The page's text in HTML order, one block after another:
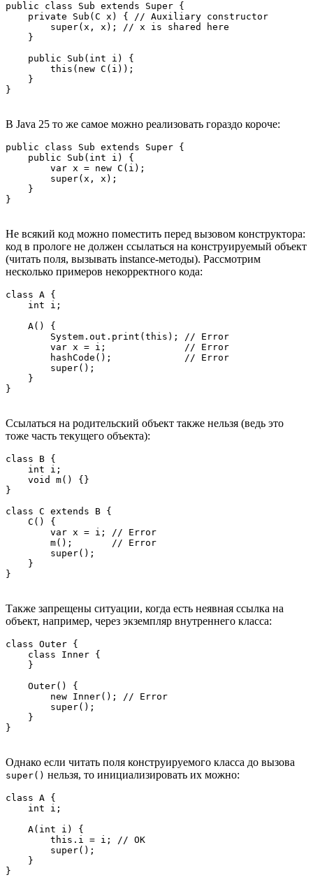
public class Sub extends Super {
    private Sub(C x) { // Auxiliary constructor
        super(x, x); // x is shared here
    }
    public Sub(int i) {
        this(new C(i));
    }
В Java 25 то же самое можно реализовать гораздо короче:
public class Sub extends Super {
    public Sub(int i) {
        var x = new C(i);
        super(x, x);
    }
Не всякий код можно поместить перед вызовом конструктора:
код в прологе не должен ссылаться на конструируемый объект
(читать поля, вызывать instance-методы). Рассмотрим
несколько примеров некорректного кода:
class A {
    int i;
    A() {
        System.out.print(this); // Error
        var x = i;              // Error
        hashCode();             // Error
        super();
    }
Ссылаться на родительский объект также нельзя (ведь это
тоже часть текущего объекта):
class B {
    int i;
    void m() {}
}
class C extends B {
    C() {
        var x = i; // Error
        m();       // Error
        super();
    }
Также запрещены ситуации, когда есть неявная ссылка на
объект, например, через экземпляр внутреннего класса:
class Outer {
    class Inner {
    }
    Outer() {
        new Inner(); // Error
        super();
    }
Однако если читать поля конструируемого класса до вызова
super() нельзя, то инициализировать их можно:
class A {
    int i;
    A(int i) {
        this.i = i; // OK
        super();
    }